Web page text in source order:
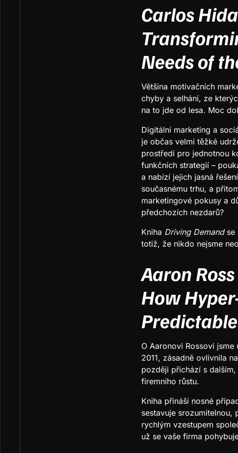
Carlos
Needs of
Většina motivačních
chyby a selhání, ze
na to jde od lesa. Moc
Digitální marketing a
je občas velmi těžké
prostředí pro jednotnou
funkčních strategií –
a nabízí jejich jasná
současnému trhu, a
marketingové pokusy a
předchozích nezdarů?
Kniha Driving Demand se
totiž, že nikdo nejsme
Aaron
How
O Aaronovi Rossovi
2011, zásadně ovlivnila
později přichází s
firemního růstu.
Kniha přináší nosné
sestavuje srozumitelnou,
rychlým vzestupem
už se vaše firma